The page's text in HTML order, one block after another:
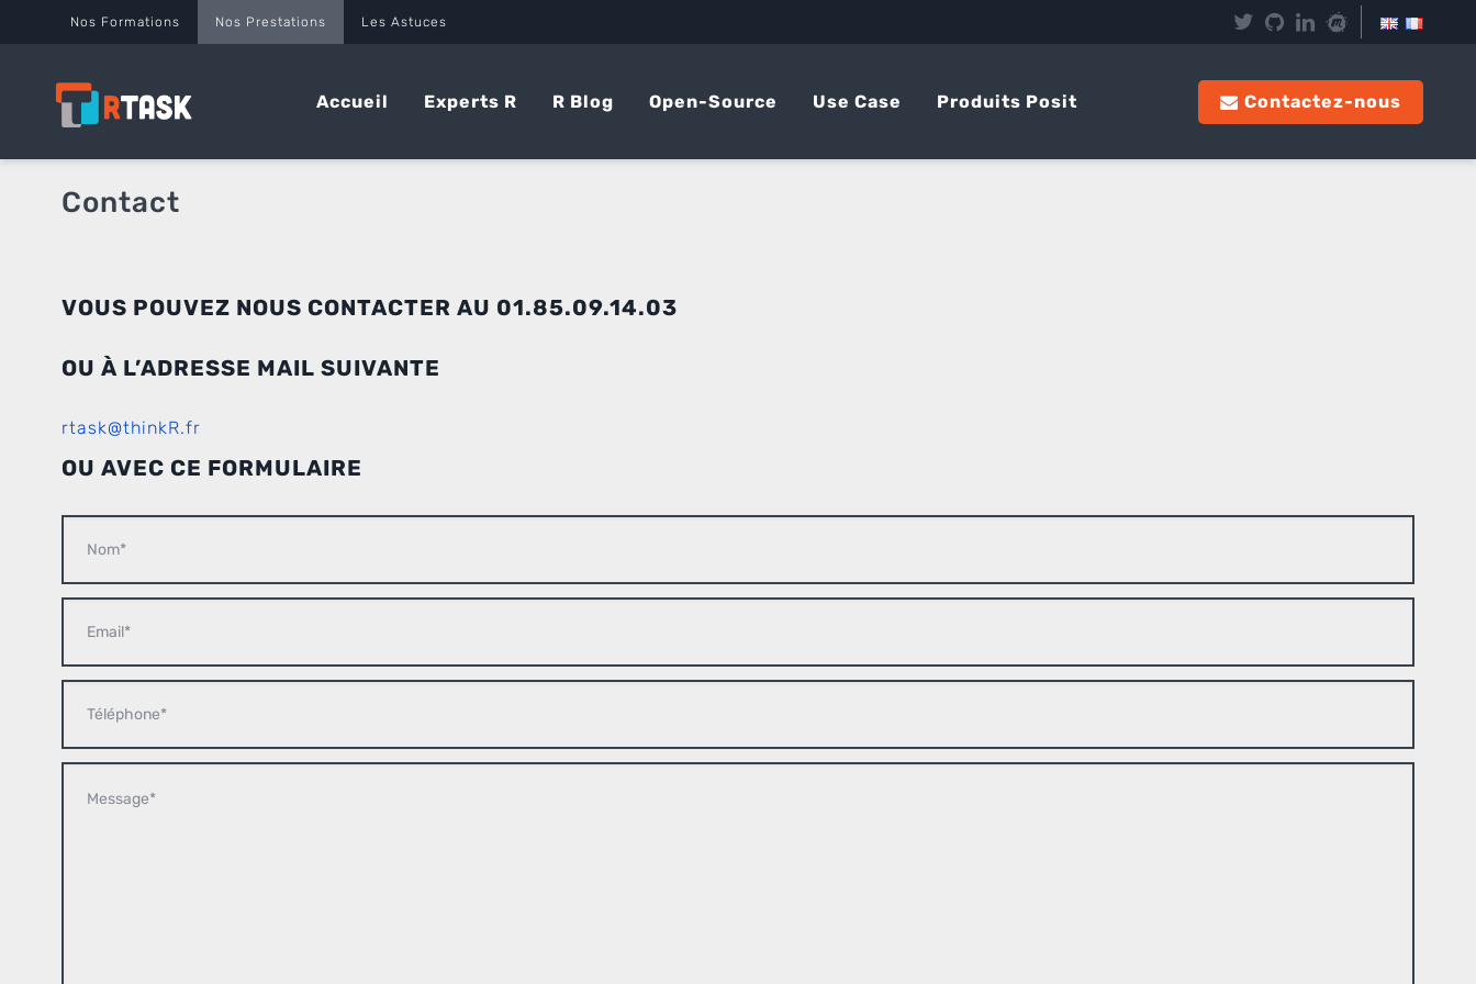
Nos Formations Nos Prestations Les Astuces
Accueil Experts R R Blog Open-Source Use Case Produits Posit Contactez-nous
Contact
VOUS POUVEZ NOUS CONTACTER AU 01.85.09.14.03
OU À L’ADRESSE MAIL SUIVANTE
rtask@thinkR.fr
OU AVEC CE FORMULAIRE
Panneau de gestion des cookies